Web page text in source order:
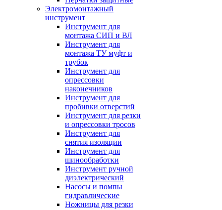
Электромонтажный
инструмент
Инструмент для
монтажа СИП и ВЛ
Инструмент для
монтажа ТУ муфт и
трубок
Инструмент для
опрессовки
наконечников
Инструмент для
пробивки отверстий
Инструмент для резки
и опрессовки тросов
Инструмент для
снятия изоляции
Инструмент для
шинообработки
Инструмент ручной
диэлектрический
Насосы и помпы
гидравлические
Ножницы для резки